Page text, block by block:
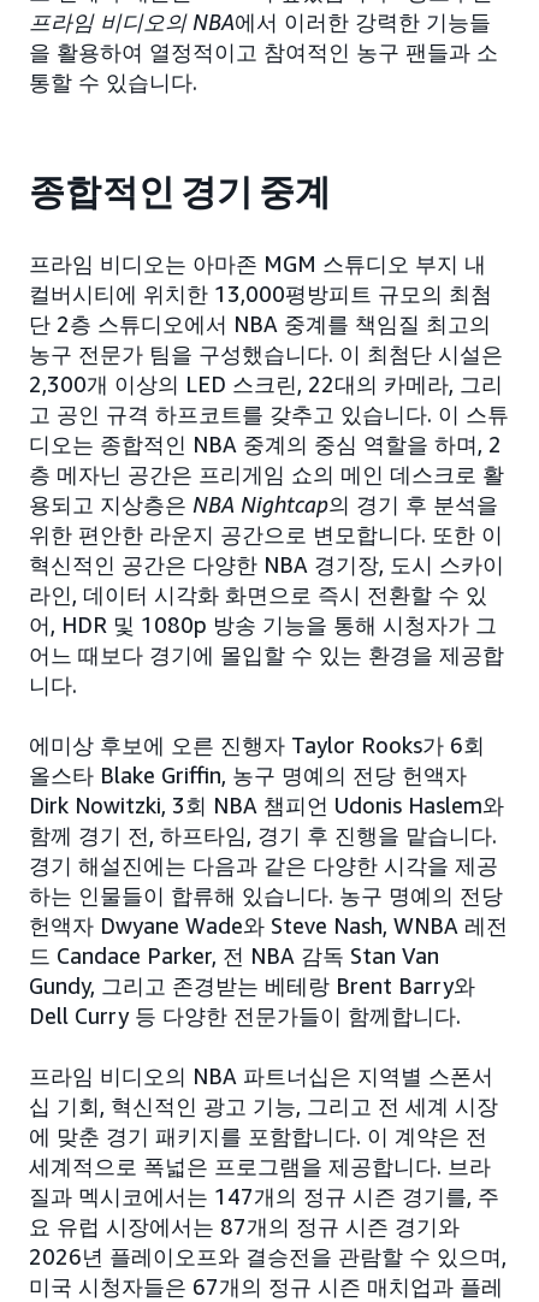
프라임 비디오의 NBA에서 이러한 강력한 기능들
을 활용하여 열정적이고 참여적인 농구 팬들과 소
통할 수 있습니다.
종합적인 경기 중계
프라임 비디오는 아마존 MGM 스튜디오 부지 내
컬버시티에 위치한 13,000평방피트 규모의 최첨
단 2층 스튜디오에서 NBA 중계를 책임질 최고의
농구 전문가 팀을 구성했습니다. 이 최첨단 시설은
2,300개 이상의 LED 스크린, 22대의 카메라, 그리
고 공인 규격 하프코트를 갖추고 있습니다. 이 스튜
디오는 종합적인 NBA 중계의 중심 역할을 하며, 2
층 메자닌 공간은 프리게임 쇼의 메인 데스크로 활
용되고 지상층은 NBA Nightcap의 경기 후 분석을
위한 편안한 라운지 공간으로 변모합니다. 또한 이
혁신적인 공간은 다양한 NBA 경기장, 도시 스카이
라인, 데이터 시각화 화면으로 즉시 전환할 수 있
어, HDR 및 1080p 방송 기능을 통해 시청자가 그
어느 때보다 경기에 몰입할 수 있는 환경을 제공합
니다.
에미상 후보에 오른 진행자 Taylor Rooks가 6회
올스타 Blake Griffin, 농구 명예의 전당 헌액자
Dirk Nowitzki, 3회 NBA 챔피언 Udonis Haslem와
함께 경기 전, 하프타임, 경기 후 진행을 맡습니다.
경기 해설진에는 다음과 같은 다양한 시각을 제공
하는 인물들이 합류해 있습니다. 농구 명예의 전당
헌액자 Dwyane Wade와 Steve Nash, WNBA 레전
드 Candace Parker, 전 NBA 감독 Stan Van
Gundy, 그리고 존경받는 베테랑 Brent Barry와
Dell Curry 등 다양한 전문가들이 함께합니다.
프라임 비디오의 NBA 파트너십은 지역별 스폰서
십 기회, 혁신적인 광고 기능, 그리고 전 세계 시장
에 맞춘 경기 패키지를 포함합니다. 이 계약은 전
세계적으로 폭넓은 프로그램을 제공합니다. 브라
질과 멕시코에서는 147개의 정규 시즌 경기를, 주
요 유럽 시장에서는 87개의 정규 시즌 경기와
2026년 플레이오프와 결승전을 관람할 수 있으며,
미국 시청자들은 67개의 정규 시즌 매치업과 플레